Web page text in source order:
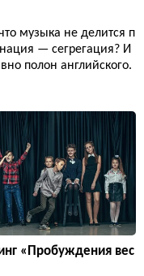
музыка не делится п
— сегрегация? И
полон английского.
«Пробуждения вес